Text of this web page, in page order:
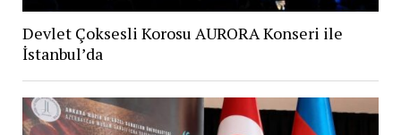
Devlet Çoksesli Korosu AURORA Konseri ile
İstanbul’da